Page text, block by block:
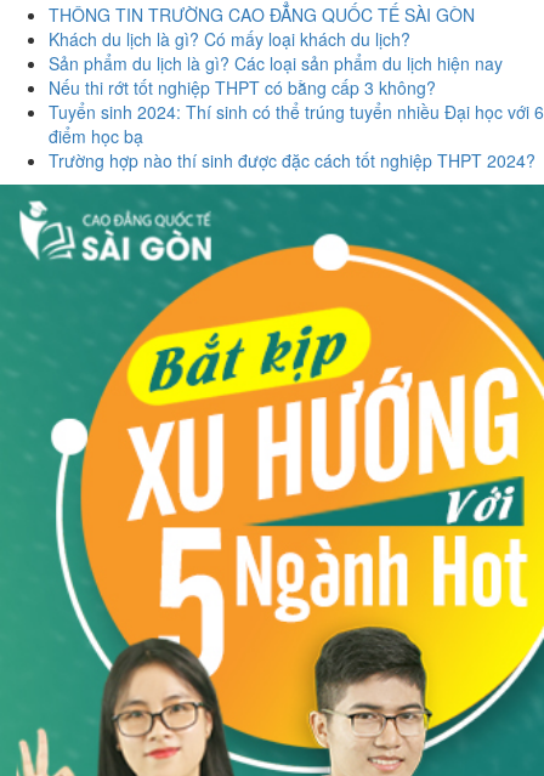
THÔNG TIN TRƯỜNG CAO ĐẲNG QUỐC TẾ SÀI GÒN
Khách du lịch là gì? Có mấy loại khách du lịch?
Sản phẩm du lịch là gì? Các loại sản phẩm du lịch hiện nay
Nếu thi rớt tốt nghiệp THPT có bằng cấp 3 không?
Tuyển sinh 2024: Thí sinh có thể trúng tuyển nhiều Đại học với 6
điểm học bạ
Trường hợp nào thí sinh được đặc cách tốt nghiệp THPT 2024?